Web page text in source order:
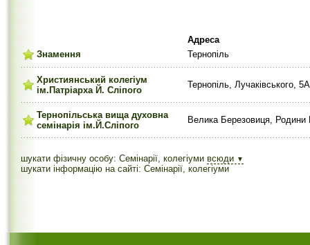
Адреса
Знамення
Тернопіль
Християнський колегіум
ім.Патріарха Й. Сліпого
Тернопіль, Лучаківського,
Тернопільська вища духовна
семінарія ім.Й.Сліпого
Велика Березовиця, Родини
шукати фізичну особу: Семінарії, колегіуми всюди ▼
шукати інформацію на сайті: Семінарії, колегіуми